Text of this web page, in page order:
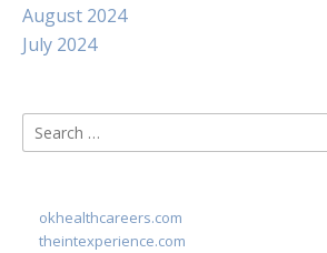
August 2024
July 2024
Search
for:
okhealthcareers.com
theintexperience.com